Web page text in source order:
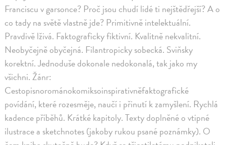
Franciscu v garsonce? Proč jsou chudí lidé ti nejštědřejší? A o
co tady na světě vlastně jde? Primitivně intelektuální.
Pravdivě lživá. Faktograficky fiktivní. Kvalitně nekvalitní.
Neobyčejně obyčejná. Filantropicky sobecká. Sviňsky
korektní. Jednoduše dokonale nedokonalá, tak jako my
všichni. Žánr:
Cestopisnorománokomiksoinspirativněfaktografické
povídání, které rozesměje, naučí i přinutí k zamyšlení. Rychlá
kadence příběhů. Krátké kapitoly. Texty doplněné o vtipné
ilustrace a sketchnotes (jakoby rukou psané poznámky). O